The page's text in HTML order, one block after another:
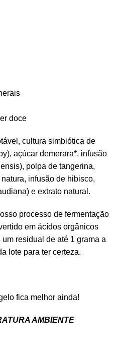
doce
cultura simbiótica de
açúcar demerara*, infusão
polpa de tangerina,
infusão de hibisco,
e extrato natural.
processo de fermentação
em ácídos orgânicos
residual de até 1 grama a
lote para ter certeza.
fica melhor ainda!
AMBIENTE